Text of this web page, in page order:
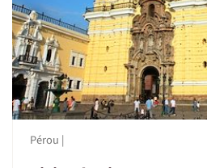
Pérou |